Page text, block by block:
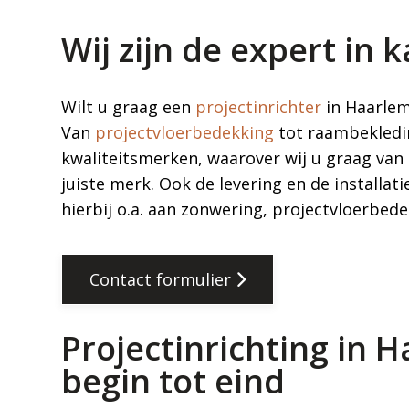
Wij zijn de expert in
Wilt u graag een projectinrichter in
Van projectvloerbedekking tot
kwaliteitsmerken, waarover wij u graag
juiste merk. Ook de levering en de
hierbij o.a. aan zonwering,
Contact formulier
Projectinrichting in
begin tot eind